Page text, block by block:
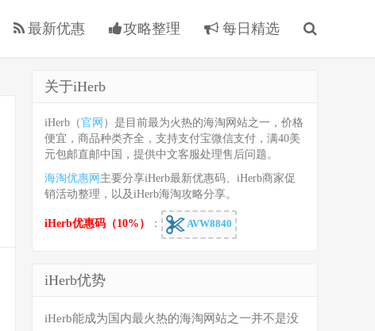
最新优惠 攻略整理 每日精选
关于iHerb
iHerb（官网 ）是目前最为火热的海淘网站之一，价格
便宜，商品种类齐全，支持支付宝微信支付，满40美
元包邮直邮中国，提供中文客服处理售后问题。
海淘优惠网 主要分享iHerb最新优惠码、iHerb商家促
销活动整理，以及iHerb海淘攻略分享。
iHerb优惠码（10%） ： AVW8840
iHerb优势
iHerb能成为国内最火热的海淘网站之一并不是没